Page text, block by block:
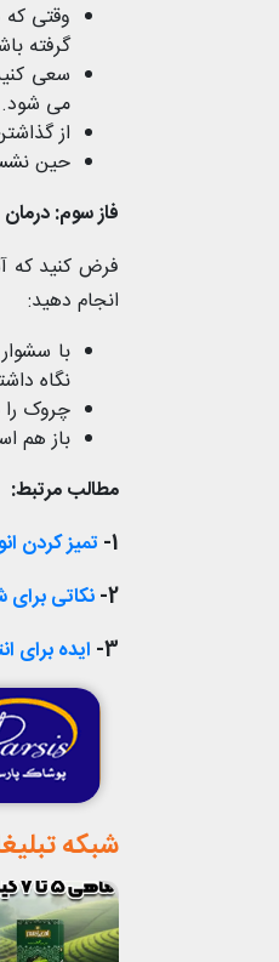
وقتی
گرفته
سعی
می شود.
از
حین
فاز سوم:‌ درمان
فرض کنید که
انجام دهید‌:
با
نگاه
چروک
باز هم
مطالب مرتبط:
1- تمیز کردن
2- نکاتی
3- ایده برای
شبکه